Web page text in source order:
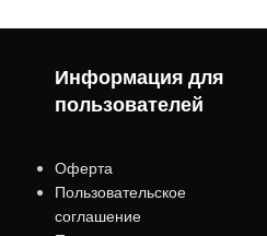
Информация для
пользователей
Оферта
Пользовательское
соглашение